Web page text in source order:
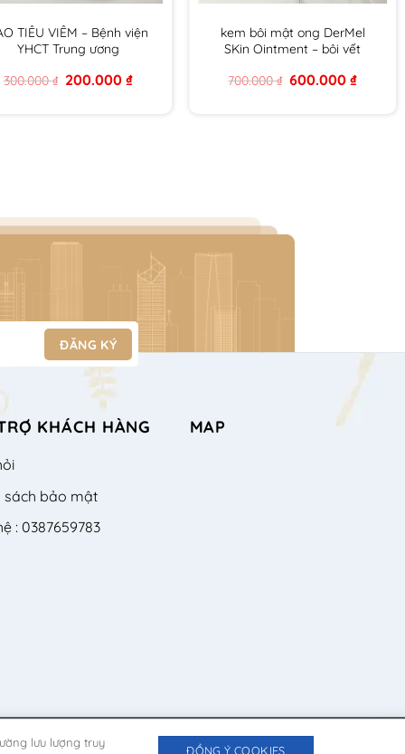
TIÊU VIÊM – Bệnh viện
YHCT Trung ương
300.000₫ Original
price
200.000 ₫Current
price
kem bôi mật ong DerMel
SKin Ointment – bôi vết
DERMEL SKIN OINMENT tuýp
700.000₫ Original
price
600.000₫Current
KHÁCH HÀNG
sách bảo mật
: 0387659783
MAP
lưu lượng truy
ĐỒNG Ý COOKIES